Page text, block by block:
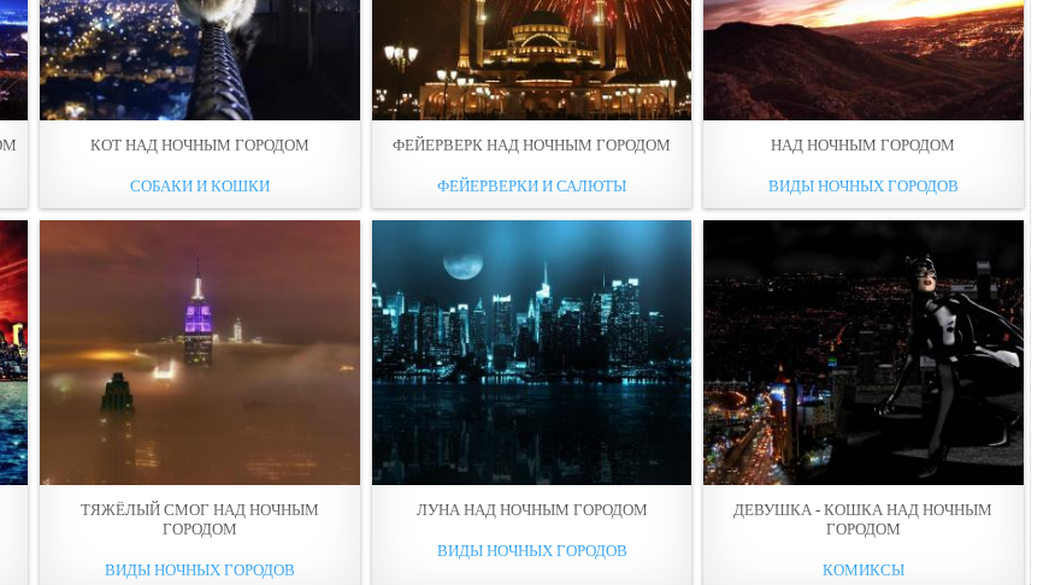
КОТ НАД НОЧНЫМ ГОРОДОМ
СОБАКИ И КОШКИ
ФЕЙЕРВЕРК НАД НОЧНЫМ ГОРОДОМ
ФЕЙЕРВЕРКИ И САЛЮТЫ
НАД НОЧНЫМ ГОРОДОМ
ВИДЫ НОЧНЫХ ГОРОДОВ
ТЯЖЁЛЫЙ СМОГ НАД НОЧНЫМ
ГОРОДОМ
ВИДЫ НОЧНЫХ ГОРОДОВ
ЛУНА НАД НОЧНЫМ ГОРОДОМ
ВИДЫ НОЧНЫХ ГОРОДОВ
ДЕВУШКА - КОШКА НАД НОЧНЫМ
ГОРОДОМ
КОМИКСЫ